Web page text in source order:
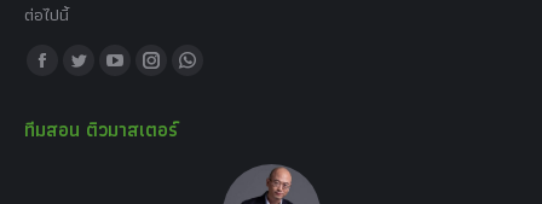
ต่อไปนี้
Find us on:
Facebook
opens
Twitter
opens
YouTube
opens
Instagram
opens
Whatsapp
ทีมสอน ติวมาสเตอร์